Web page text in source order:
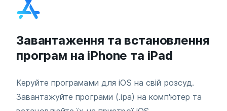
Завантаження та встановлення
програм на iPhone та iPad
Керуйте програмами для iOS на свій розсуд.
Завантажуйте програми (.ipa) на комп'ютер та